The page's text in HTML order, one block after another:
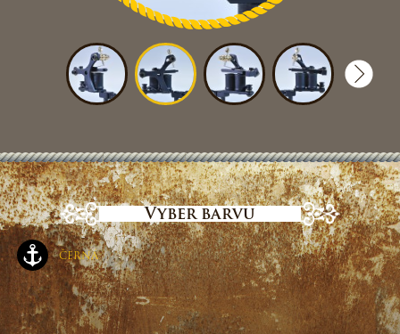
Vyber barvu
černá